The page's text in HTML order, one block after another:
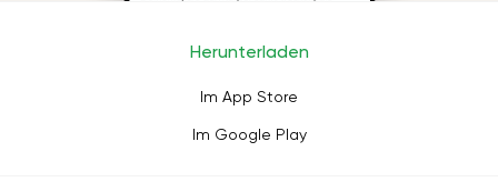
Herunterladen
Im App Store
Im Google Play